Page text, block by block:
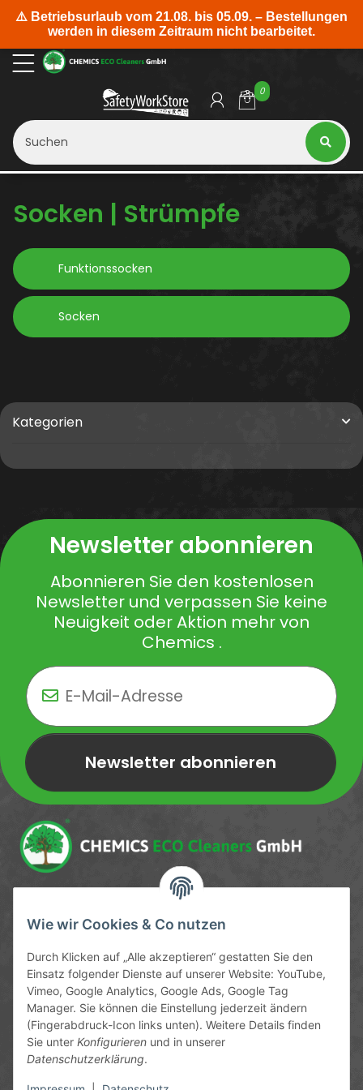
Wie wir Cookies & Co nutzen
Durch Klicken auf „Alle akzeptieren“ gestatten Sie den
Einsatz folgender Dienste auf unserer Website: YouTube,
Vimeo, Google Analytics, Google Ads, Google Tag
Manager. Sie können die Einstellung jederzeit ändern
(Fingerabdruck-Icon links unten). Weitere Details finden
Sie unter Konfigurieren und in unserer
Datenschutzerklärung.
0
Socken | Strümpfe
Funktionssocken
Socken
Kategorien
Newsletter abonnieren
Abonnieren Sie den kostenlosen
Newsletter und verpassen Sie keine
Neuigkeit oder Aktion mehr von
Chemics .
Newsletter abonnieren
Newsletter Newsletter abonnieren
Service-Hotline
09372 / 70 80 90
Mo-Fr, 09:00-12:00 | 13:00-17:00 Uhr
Hinter den Straßenäckern 11-13
63906 Erlenbach
info@chemics.eu